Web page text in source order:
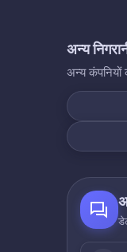
अन्य
अन्य कंपनियों